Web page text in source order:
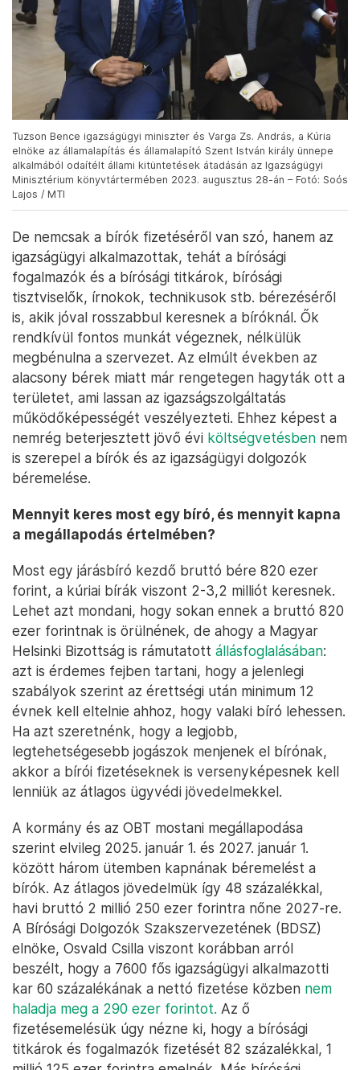
Tuzson Bence igazságügyi miniszter és Varga Zs. András, a Kúria
elnöke az államalapítás és államalapító Szent István király ünnepe
alkalmából odaítélt állami kitüntetések átadásán az Igazságügyi
Minisztérium könyvtártermében 2023. augusztus 28-án – Fotó: Soós
Lajos / MTI
De nemcsak a bírók fizetéséről van szó, hanem az
igazságügyi alkalmazottak, tehát a bírósági
fogalmazók és a bírósági titkárok, bírósági
tisztviselők, írnokok, technikusok stb. bérezéséről
is, akik jóval rosszabbul keresnek a bíróknál. Ők
rendkívül fontos munkát végeznek, nélkülük
megbénulna a szervezet. Az elmúlt években az
alacsony bérek miatt már rengetegen hagyták ott a
területet, ami lassan az igazságszolgáltatás
működőképességét veszélyezteti. Ehhez képest a
nemrég beterjesztett jövő évi költségvetésben nem
is szerepel a bírók és az igazságügyi dolgozók
béremelése.
Mennyit keres most egy bíró, és mennyit kapna
a megállapodás értelmében?
Most egy járásbíró kezdő bruttó bére 820 ezer
forint, a kúriai bírák viszont 2-3,2 milliót keresnek.
Lehet azt mondani, hogy sokan ennek a bruttó 820
ezer forintnak is örülnének, de ahogy a Magyar
Helsinki Bizottság is rámutatott állásfoglalásában:
azt is érdemes fejben tartani, hogy a jelenlegi
szabályok szerint az érettségi után minimum 12
évnek kell eltelnie ahhoz, hogy valaki bíró lehessen.
Ha azt szeretnénk, hogy a legjobb,
legtehetségesebb jogászok menjenek el bírónak,
akkor a bírói fizetéseknek is versenyképesnek kell
lenniük az átlagos ügyvédi jövedelmekkel.
A kormány és az OBT mostani megállapodása
szerint elvileg 2025. január 1. és 2027. január 1.
között három ütemben kapnának béremelést a
bírók. Az átlagos jövedelmük így 48 százalékkal,
havi bruttó 2 millió 250 ezer forintra nőne 2027-re.
A Bírósági Dolgozók Szakszervezetének (BDSZ)
elnöke, Osvald Csilla viszont korábban arról
beszélt, hogy a 7600 fős igazságügyi alkalmazotti
kar 60 százalékának a nettó fizetése közben nem
haladja meg a 290 ezer forintot. Az ő
fizetésemelésük úgy nézne ki, hogy a bírósági
titkárok és fogalmazók fizetését 82 százalékkal, 1